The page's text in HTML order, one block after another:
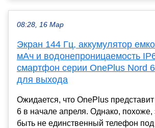
08:28, 16 Мар
Экран 144 Гц, аккумулятор
мАч и водонепроницаемость
смартфон серии OnePlus Nord
для выхода
Ожидается, что OnePlus
6 в начале апреля. Однако, похоже,
быть не единственный телефон